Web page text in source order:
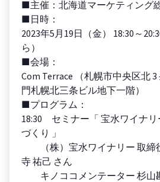
■主催：北海道マーケティング
■日時：
2023年5月19日（金） 18:30～
ら）
■会場：
Com Terrace （札幌市中央区北
門札幌北三条ビル地下一階）
■プログラム：
18:30 セミナー「 宝水ワイナリ
づくり 」
（株）宝水ワイナリー 取締
寺 祐己 さん
キノココメンテーター 杉山